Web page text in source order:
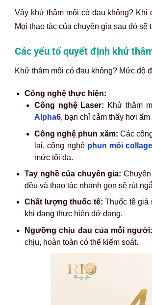
Vậy khử thâm môi có đau không? Khi
Mọi thao tác của chuyên gia sau đó sẽ
Các yếu tố quyết định khử
Khử thâm môi có đau không? Mức độ
Công nghệ thực hiện:
Công nghệ Laser: Khử thâm
Alpha6, bạn chỉ cảm thấy hơi
Công nghệ phun xăm: Các
lại, công nghệ phun môi
mức tối đa.
Tay nghề của chuyên gia:
đều và thao tác nhanh gọn sẽ rút
Chất lượng thuốc tê: Thuốc tê giá
khi đang thực hiện dở dang.
Ngưỡng chịu đau của mỗi người:
chịu, hoàn toàn có thể kiểm soát.